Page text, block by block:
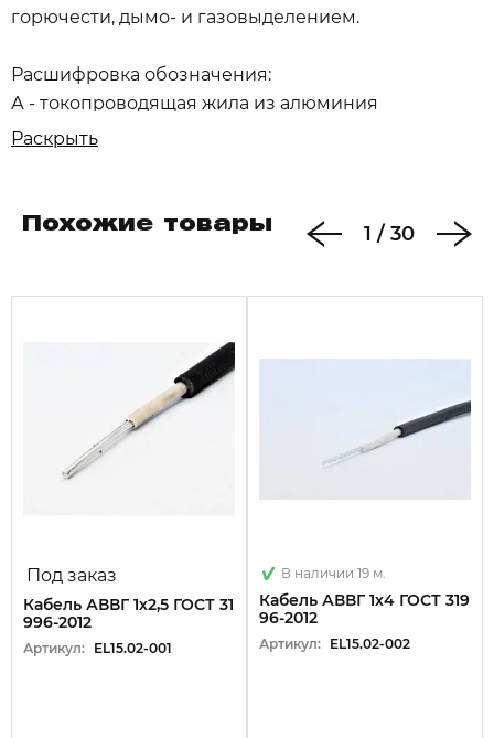
горючести, дымо- и газовыделением.
Расшифровка обозначения:
А - токопроводящая жила из алюминия
В - изоляция из ПВХ пластиката
нг - не распространяет горение при групповой
показателей пожарной безопасности
ок - однопроволочная круглая токопроводящая
Расчётный наружный диаметр: 13,5 мм
Расчётная масса: 233,7 кг/км
Раскрыть
Похожие товары 1 / 30
Под заказ
Кабель АВВГ 1х2,5 ГОСТ 31
996-2012
Артикул: EL15.02-001
В наличии 19 м.
Кабель АВВГ 1х4 ГОСТ 319
96-2012
Артикул: EL15.02-002